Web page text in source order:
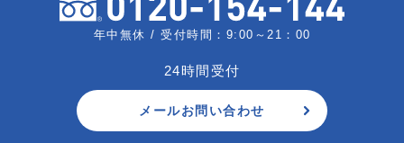
年中無休 / 受付時間：9:00～21：00
24時間受付
メールお問い合わせ